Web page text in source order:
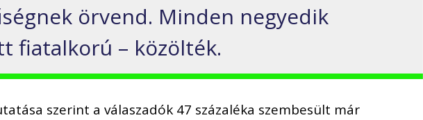
örvend. Minden negyedik
fiatalkorú – közölték.
szerint a válaszadók 47 százaléka szembesült már